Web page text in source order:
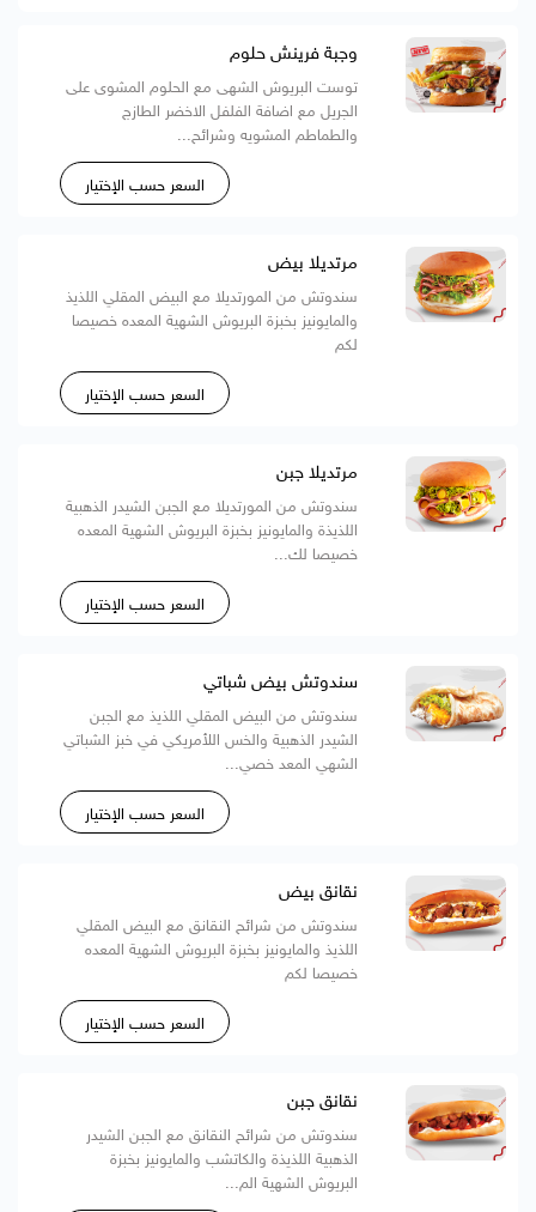
وجبة فرينش حلوم
توست البريوش الشهى مع الحلوم المشوى على
الجريل مع اضافة الفلفل الاخضر الطازج
والطماطم المشويه وشرائح...
السعر حسب الإختيار
مرتديلا بيض
سندوتش من المورتديلا مع البيض المقلي اللذيذ
والمايونيز بخبزة البريوش الشهية المعده خصيصا
لكم
السعر حسب الإختيار
مرتديلا جبن
سندوتش من المورتديلا مع الجبن الشيدر الذهبية
اللذيذة والمايونيز بخبزة البريوش الشهية المعده
خصيصا لك...
السعر حسب الإختيار
سندوتش بيض شباتي
سندوتش من البيض المقلي اللذيذ مع الجبن
الشيدر الذهبية والخس اللأمريكي في خبز الشباتي
الشهي المعد خصي...
السعر حسب الإختيار
نقانق بيض
سندوتش من شرائح النقانق مع البيض المقلي
اللذيذ والمايونيز بخبزة البريوش الشهية المعده
خصيصا لكم
السعر حسب الإختيار
نقانق جبن
سندوتش من شرائح النقانق مع الجبن الشيدر
الذهبية اللذيذة والكاتشب والمايونيز بخبزة
البريوش الشهية الم...